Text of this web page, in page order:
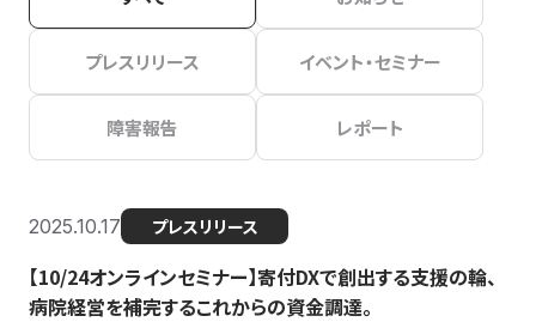
プレスリリース イベント・セミナー
障害報告 レポート
2025.10.17 プレスリリース
【10/24オンラインセミナー】寄付DXで創出する支援の輪、
病院経営を補完するこれからの資金調達。